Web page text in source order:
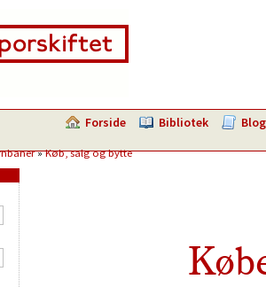
Forside Bibliotek Blog
»Køb, salg og bytte